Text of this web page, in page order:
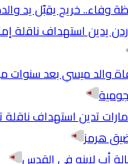
وفاء.. خريج يقبّل يد
يدين استهداف ناقلة
والد ميسي بعد سنوات
تدين استهداف
هرمز
أب لابنه في القدس